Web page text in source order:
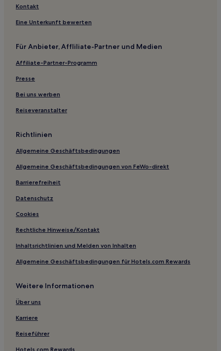
Seaview: Hotels
Claremont Hotels
Montalto Hotels
Familien in Ashburton
Hotels mit Parkplatz in Geraldine
Familien in Timaru
Familien in Lake Tekapo
Kontakt
Eine Unterkunft bewerten
Für Anbieter, Affliliate-Partner und Medien
Affiliate-Partner-Programm
Presse
Bei uns werben
Reiseveranstalter
Richtlinien
Allgemeine Geschäftsbedingungen
Allgemeine Geschäftsbedingungen von FeWo-direkt
Barrierefreiheit
Datenschutz
Cookies
Rechtliche Hinweise/Kontakt
Inhaltsrichtlinien und Melden von Inhalten
Allgemeine Geschäftsbedingungen für Hotels.com Rewards
Weitere Informationen
Über uns
Karriere
Reiseführer
Hotels.com Rewards